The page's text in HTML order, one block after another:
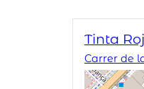
Tinta
Carrer de